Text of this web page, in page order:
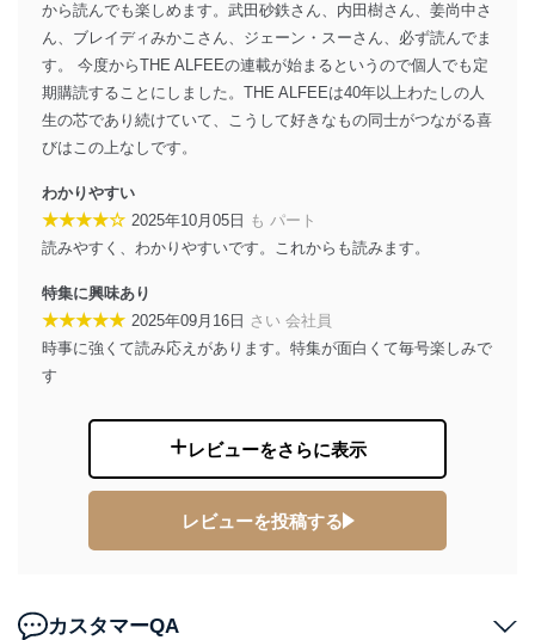
株式会社富士山マガジンサービス
代表取締役会長 西野 伸一郎
個人情報の取扱いについて
１．個人情報保護管理者
護管理者の責任のもと、個人情報を取得・アクセス・利
用・提供・管理いたします。
東京都渋谷区南平台町16-11
株式会社富士山マガジンサービス
代表取締役会長 西野 伸一郎
個人情報保護管理者: 経営管理グループディレクター 前
田 嘉也
当社が取り扱う開示対象個人情報の利用目的は次のとお
1 ービス等をご利用
購入商品の配送のため
から読んでも楽しめます。武田砂鉄さん、内田樹さん、姜尚中さ
ん、ブレイディみかこさん、ジェーン・スーさん、必ず読んでま
す。 今度からTHE ALFEEの連載が始まるというので個人でも定
期購読することにしました。THE ALFEEは40年以上わたしの人
生の芯であり続けていて、こうして好きなもの同士がつながる喜
びはこの上なしです。
わかりやすい
★★★★☆ 2025年10月05日 も パート
読みやすく、わかりやすいです。これからも読みます。
特集に興味あり
★★★★★ 2025年09月16日 さい 会社員
時事に強くて読み応えがあります。特集が面白くて毎号楽しみで
す
レビューをさらに表示
レビューを投稿する
カスタマーQA